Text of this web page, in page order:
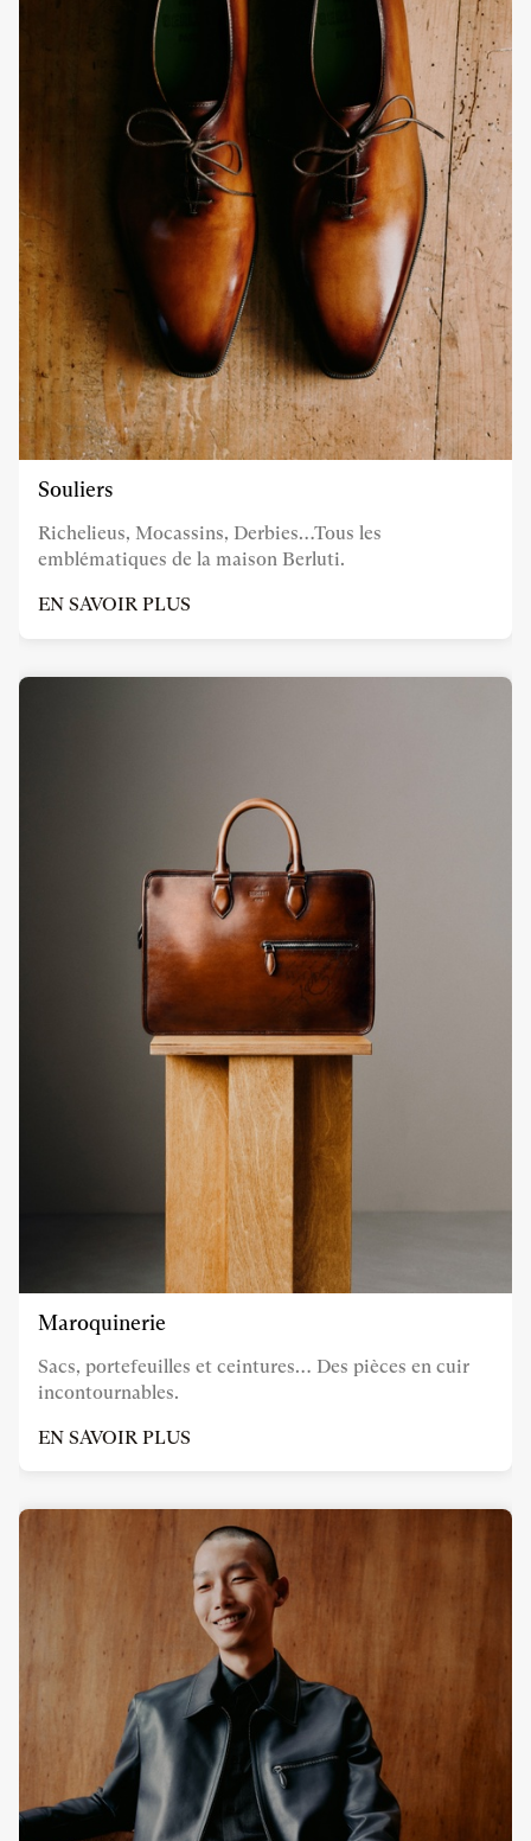
Souliers
Richelieus, Mocassins, Derbies…Tous les
emblématiques de la maison Berluti.
EN SAVOIR PLUS
Maroquinerie
Sacs, portefeuilles et ceintures… Des pièces en cuir
incontournables.
EN SAVOIR PLUS